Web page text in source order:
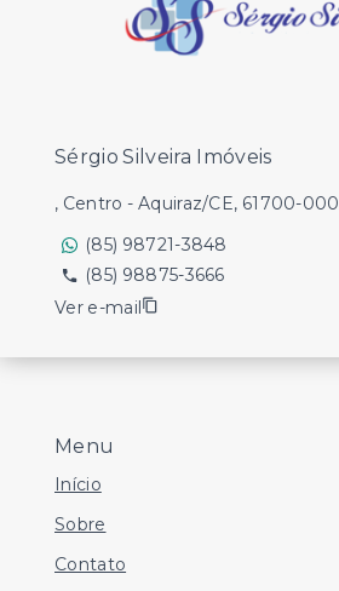
Menu
Início
Sobre
Contato
Sérgio Silveira Imóveis
, Centro - Aquiraz/CE, 61700-000
(85) 98721-3848
(85) 98875-3666
Ver e-mail